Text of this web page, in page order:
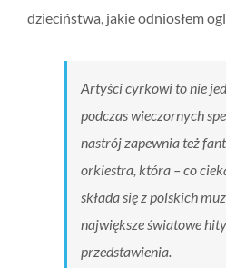
dzieciństwa, jakie odniosłem
Artyści cyrkowi to nie
podczas wieczornych
nastrój zapewnia też
orkiestra, która – co
składa się z polskich
największe światowe
przedstawienia.